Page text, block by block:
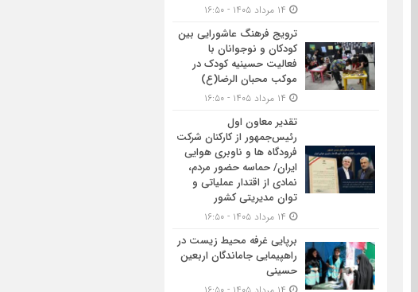
ترویج فرهنگ عاشورایی بین
کودکان و نوجوانان با
فعالیت حسینیه کودک در
موکب محبان الرضا(ع)
تقدیر معاون اول
رئیس‌جمهور از کارکنان شرکت
فرودگاه ها و ناوبری هوایی
ایران/ حماسه حضور مردم،
نمادی از اقتدار عملیاتی و
توان مدیریتی کشور
برپایی غرفه محیط زیست در
راهپیمایی جاماندگان اربعین
حسینی